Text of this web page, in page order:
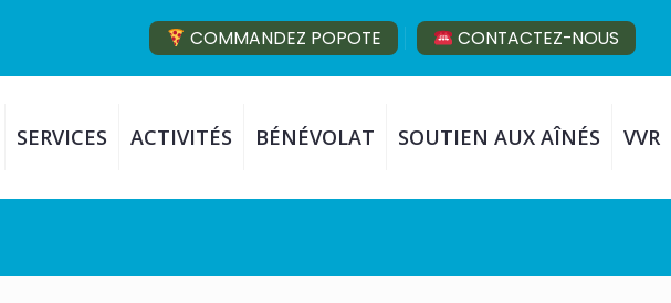
COMMANDEZ POPOTE CONTACTEZ-NOUS
SERVICES ACTIVITÉS BÉNÉVOLAT SOUTIEN AUX AÎNÉS VVR